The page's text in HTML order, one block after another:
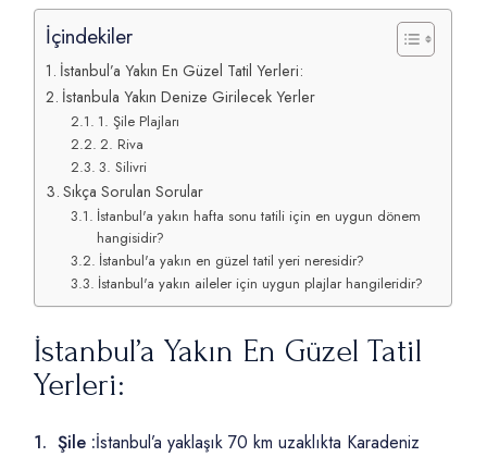
İçindekiler
İstanbul’a Yakın En Güzel Tatil Yerleri:
İstanbula Yakın Denize Girilecek Yerler
1. Şile Plajları
2. Riva
3. Silivri
Sıkça Sorulan Sorular
İstanbul'a yakın hafta sonu tatili için en uygun dönem
hangisidir?
İstanbul'a yakın en güzel tatil yeri neresidir?
İstanbul'a yakın aileler için uygun plajlar hangileridir?
İstanbul’a Yakın En Güzel Tatil
Yerleri:
1. Şile :İstanbul’a yaklaşık 70 km uzaklıkta Karadeniz